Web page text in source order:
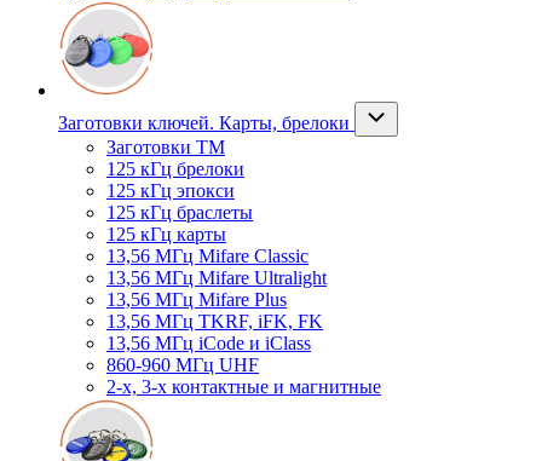
Заготовки ключей. Карты, брелоки
Заготовки ТМ
125 кГц брелоки
125 кГц эпокси
125 кГц браслеты
125 кГц карты
13,56 МГц Mifare Classic
13,56 МГц Mifare Ultralight
13,56 МГц Mifare Plus
13,56 МГц TKRF, iFK, FK
13,56 МГц iCode и iClass
860-960 МГц UHF
2-х, 3-х контактные и магнитные